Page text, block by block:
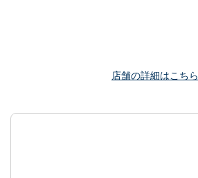
店舗の詳細はこちら